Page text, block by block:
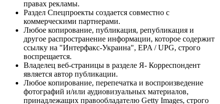
правах рекламы.
Раздел Спецпроекты создается совместно с
коммерческими партнерами.
Любое копирование, публикация, републикация и
другое распространение информации, которое содержит
ссылку на "Интерфакс-Украина", EPA / UPG, строго
воспрещается.
Владелец веб-страницы в разделе Я- Корреспондент
является автор публикации.
Любое копирование, перепечатка и воспроизведение
фотографий и/или аудиовизуальных материалов,
принадлежащих правообладателю Getty Images, строго